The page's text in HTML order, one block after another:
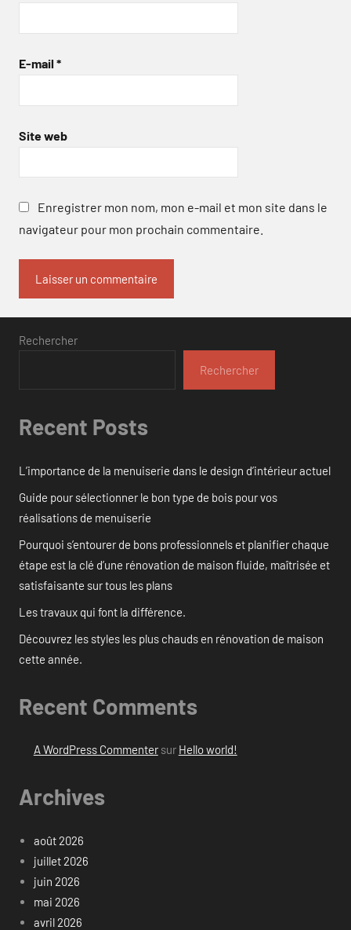
E-mail *
Site web
Enregistrer mon nom, mon e-mail et mon site dans le
navigateur pour mon prochain commentaire.
Rechercher
Rechercher
Recent Posts
L’importance de la menuiserie dans le design d’intérieur actuel
Guide pour sélectionner le bon type de bois pour vos
réalisations de menuiserie
Pourquoi s’entourer de bons professionnels et planifier chaque
étape est la clé d’une rénovation de maison fluide, maîtrisée et
satisfaisante sur tous les plans
Les travaux qui font la différence.
Découvrez les styles les plus chauds en rénovation de maison
cette année.
Recent Comments
A WordPress Commentersur Hello world!
Archives
août 2026
juillet 2026
juin 2026
mai 2026
avril 2026